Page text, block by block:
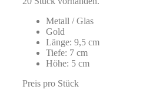
Metall / Glas
Gold
Länge: 9,5 cm
Tiefe: 7 cm
Höhe: 5 cm
Preis pro Stück